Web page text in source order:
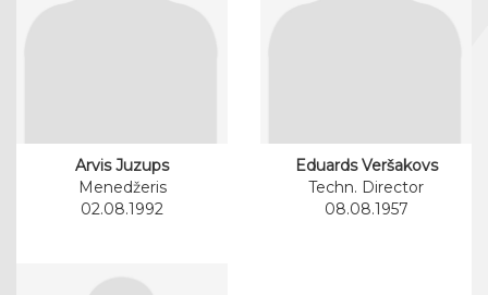
Arvis Juzups
Menedžeris
02.08.1992
Eduards Veršakovs
Techn. Director
08.08.1957